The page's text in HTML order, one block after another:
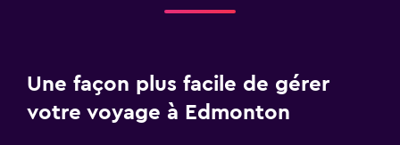
Une façon plus facile de gérer
votre voyage à Edmonton